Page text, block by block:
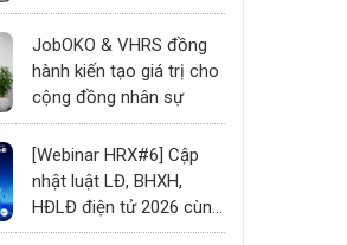
JobOKO & VHRS đồng
hành kiến tạo giá trị cho
cộng đồng nhân sự
[Webinar HRX#6] Cập
nhật luật LĐ, BHXH,
HĐLĐ điện tử 2026 cùng
chuyên gia Bộ Nội Vụ